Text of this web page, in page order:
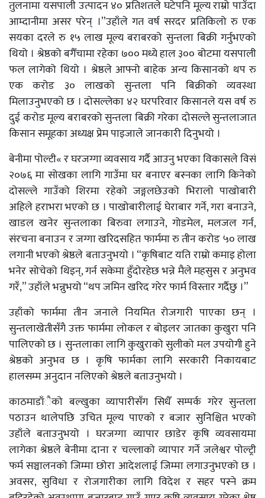
तुलनामा यसपाली उत्पादन ४० प्रतिशतले घटेपनि मूल्य राम्रो पाउँदा
आम्दानीमा असर परेन् ।”उहाँले गत वर्ष सरदर प्रतिकिलो रु एक
सयका दरले रु १५ लाख मूल्य बराबरको सुन्तला बिक्री गर्नुभएको
थियो । श्रेष्ठको बगैँचामा रहेका ७०० मध्ये हाल ३०० बोटमा यसपाली
फल लागेको थियो । श्रेष्ठले आफ्नो बाहेक अन्य किसानको थप रु
एक करोड ३० लाखको सुन्तला पनि बिक्रीको व्यवस्था
मिलाउनुभएको छ । दोसल्लेका ४२ घरपरिवार किसानले यस वर्ष रु
दुई करोड मूल्य बराबरको सुन्तला बिक्री गरेका दोसल्ले सुन्तलाजात
किसान समूहका अध्यक्ष प्रेम पाइजाले जानकारी दिनुभयो ।
बेनीमा पोल्टी« र घरजग्गा व्यवसाय गर्दै आउनु भएका विकासले विसं
२०७६ मा सोखका लागि गाउँमा घर बनाएर बस्नका लागि किनेको
दोसल्ले गाउँको शिरमा रहेको जङ्गलछेउको भिरालो पाखोबारी
अहिले हराभरा भएको छ । पाखोबारीलाई घेराबार गर्ने, गरा बनाउने,
खाडल खनेर सुन्तलाका बिरुवा लगाउने, गोडमेल, मलजल गर्न,
संरचना बनाउन र जग्गा खरिदसहित फार्ममा रु तीन करोड ५० लाख
लगानी भएको श्रेष्ठले बताउनुभयो । “कृषिबाट यति राम्रो कमाइ होला
भनेर सोचेको थिइन्, गर्न सकेमा हुँदोरहेछ भन्ने मैले महसुस र अनुभव
गरँ,” उहाँले भन्नुभयो “थप जमिन खरिद गरेर फार्म विस्तार गर्दैछु ।”
उहाँको फार्ममा तीन जनाले नियमित रोजगारी पाएका छन् ।
सुन्तलाखेतीसँगै उक्त फार्ममा लोकल र बोइलर जातका कुखुरा पनि
पालिएको छ । सुन्तलाका लागि कुखुराको सुलीको मल उपयोगी हुने
श्रेष्ठको अनुभव छ । कृषि फार्मका लागि सरकारी निकायबाट
हालसम्म अनुदान नलिएको श्रेष्ठले बताउनुभयो ।
काठमाडाँैको बल्खुका व्यापारीसँग सिधैँ सम्पर्क गरेर सुन्तला
पठाउन थालेपछि उचित मूल्य पाएको र बजार सुनिश्चित भएको
उहाँले बताउनुभयो । घरजग्गा व्यापार छाडेर कृषि व्यवसायमा
लागेका श्रेष्ठले बेनीमा दाना र चल्लाको व्यापार गर्ने जलेश्वर पोल्ट्री
फर्म सञ्चालनको जिम्मा छोरा आदेशलाई जिम्मा लगाउनुभएको छ ।
अवसर, सुविधा र रोजगारीका लागि विदेश र सहर पस्ने क्रम